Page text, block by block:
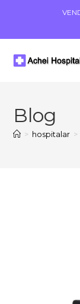
Blog
> hospitalar >